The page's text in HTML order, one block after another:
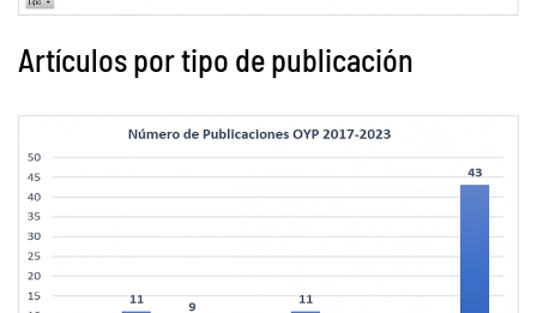
Artículos por tipo de publicación